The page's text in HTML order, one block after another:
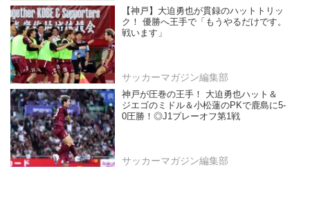
【神戸】大迫勇也が貫録のハットトリッ
ク！ 優勝へ王手で「もうやるだけです。
戦います」
サッカーマガジン編集部
神戸が圧巻の王手！ 大迫勇也ハット＆
ジエゴのミドル＆小松蓮のPKで鹿島に5-
0圧勝！◎J1プレーオフ第1戦
サッカーマガジン編集部